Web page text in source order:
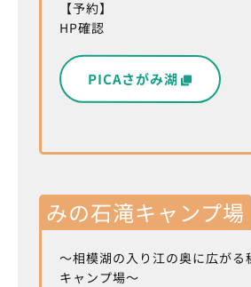
【予約】
HP確認
PICAさがみ湖
みの石滝キャンプ場
～相模湖の入り江の奥に広がる
キャンプ場～